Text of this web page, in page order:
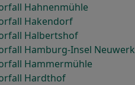
Hahnenmühle
Hakendorf
Halbertshof
Hamburg-Insel Neuwerk
Hammermühle
Hardthof